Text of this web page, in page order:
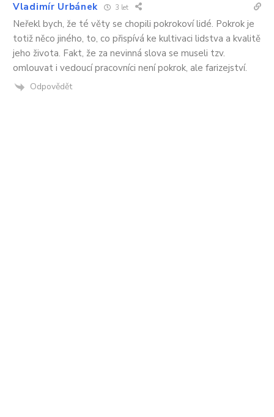
Vladimír Urbánek 3 let
Neřekl bych, že té věty se chopili pokrokoví lidé. Pokrok je
totiž něco jiného, to, co přispívá ke kultivaci lidstva a kvalitě
jeho života. Fakt, že za nevinná slova se museli tzv.
omlouvat i vedoucí pracovníci není pokrok, ale farizejství.
Odpovědět